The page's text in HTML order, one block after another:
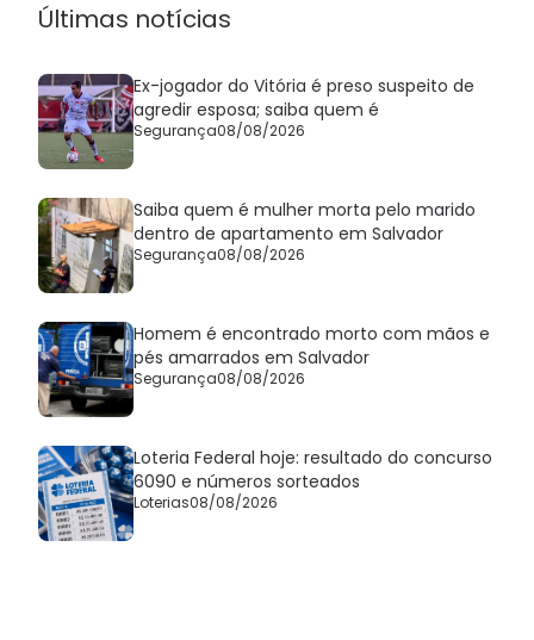
Últimas notícias
Ex-jogador do Vitória é preso suspeito de
agredir esposa; saiba quem é
Segurança08/08/2026
Saiba quem é mulher morta pelo marido
dentro de apartamento em Salvador
Segurança08/08/2026
Homem é encontrado morto com mãos e
pés amarrados em Salvador
Segurança08/08/2026
Loteria Federal hoje: resultado do concurso
6090 e números sorteados
Loterias08/08/2026